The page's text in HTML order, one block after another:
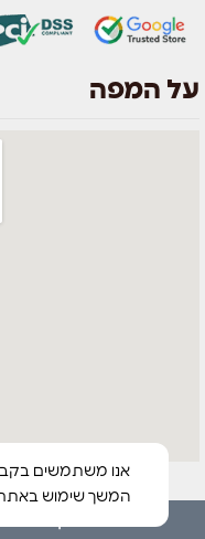
על המפה
אנו משתמשים
המשך שימוש